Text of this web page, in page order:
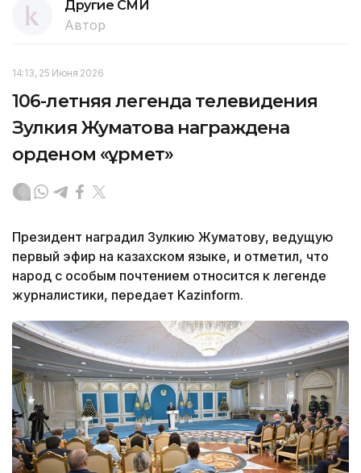
Другие СМИ
Автор
14:13, 25 Июня 2026
106-летняя легенда телевидения
Зулкия Жуматова награждена
орденом «Құрмет»
Президент наградил Зулкию Жуматову, ведущую
первый эфир на казахском языке, и отметил, что
народ с особым почтением относится к легенде
журналистики, передает Kazinform.